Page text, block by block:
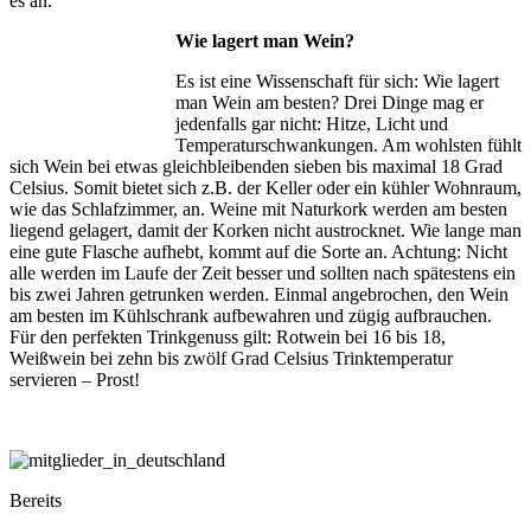
Wie lagert man Wein?
Es ist eine Wissenschaft für sich: Wie lagert
man Wein am besten? Drei Dinge mag er
jedenfalls gar nicht: Hitze, Licht und
Temperaturschwankungen. Am wohlsten fühlt
sich Wein bei etwas gleichbleibenden sieben bis maximal 18 Grad
Celsius. Somit bietet sich z.B. der Keller oder ein kühler Wohnraum,
wie das Schlafzimmer, an. Weine mit Naturkork werden am besten
liegend gelagert, damit der Korken nicht austrocknet. Wie lange man
eine gute Flasche aufhebt, kommt auf die Sorte an. Achtung: Nicht
alle werden im Laufe der Zeit besser und sollten nach spätestens ein
bis zwei Jahren getrunken werden. Einmal angebrochen, den Wein
am besten im Kühlschrank aufbewahren und zügig aufbrauchen.
Für den perfekten Trinkgenuss gilt: Rotwein bei 16 bis 18,
Weißwein bei zehn bis zwölf Grad Celsius Trinktemperatur
servieren – Prost!
Bereits